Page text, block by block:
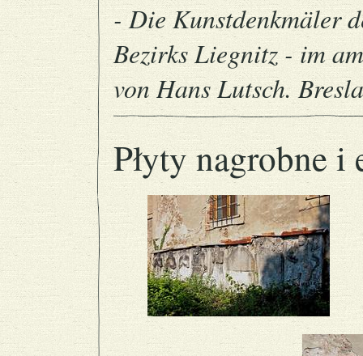
- Die Kunstdenkmäler
Bezirks Liegnitz - im
von Hans Lutsch.
Płyty nagrobne i